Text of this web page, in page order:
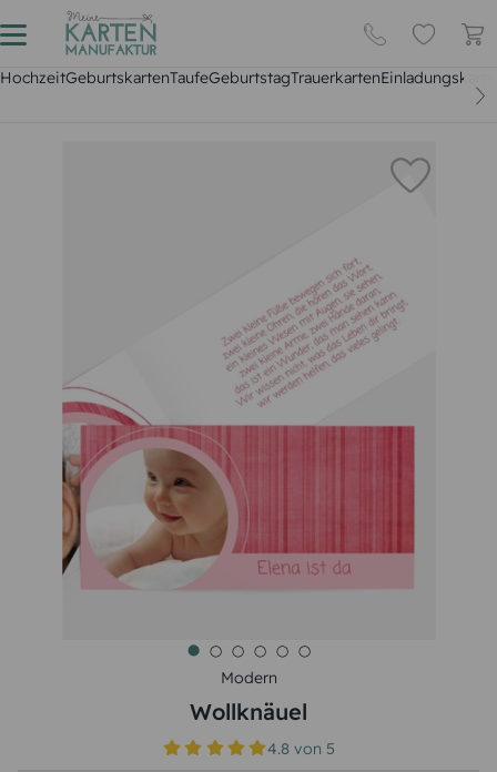
HochzeitGeburtskartenTaufeGeburtstagTrauerkarten
Modern
Wollknäuel
4.8 von5